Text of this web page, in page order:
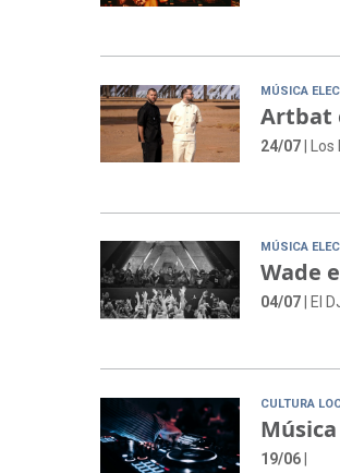
MÚSICA
Artbat
24/07 |
MÚSICA
Wade
04/07 | El
CULTURA
19/06